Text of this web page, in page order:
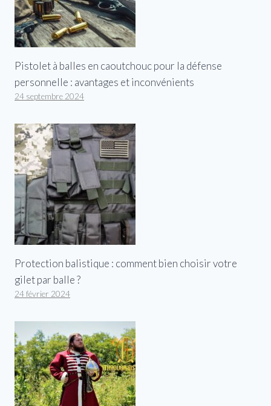
Pistolet à balles en caoutchouc pour la défense
personnelle : avantages et inconvénients
24 septembre 2024
Protection balistique : comment bien choisir votre
gilet par balle ?
24 février 2024